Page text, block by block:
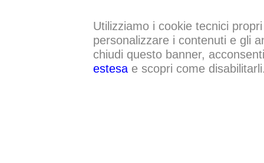
Utilizziamo i cookie tecnici
personalizzare i contenuti e gli
chiudi questo banner,
estesae scopri come